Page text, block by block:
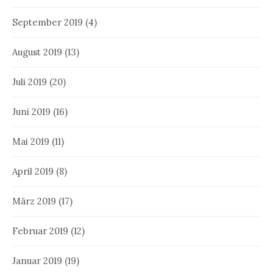
September 2019 (4)
August 2019 (13)
Juli 2019 (20)
Juni 2019 (16)
Mai 2019 (11)
April 2019 (8)
März 2019 (17)
Februar 2019 (12)
Januar 2019 (19)